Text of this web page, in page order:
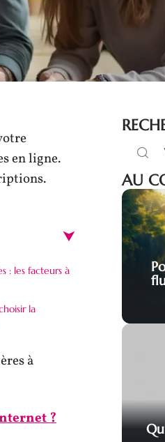
en ligne.
: les facteurs à
la
à
?
AU